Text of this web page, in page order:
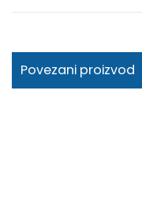
vanjskih
Povezani proizvod